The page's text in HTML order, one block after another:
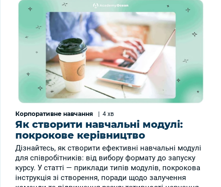
Корпоративне навчання | 4 хв
Як створити навчальні модулі:
покрокове керівництво
Дізнайтесь, як створити ефективні навчальні модулі
для співробітників: від вибору формату до запуску
курсу. У статті — приклади типів модулів, покрокова
інструкція зі створення, поради щодо залучення